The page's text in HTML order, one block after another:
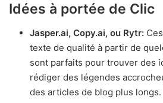
Idées à portée de Clic
Jasper.ai, Copy.ai, ou Rytr:
texte de qualité à partir de
sont parfaits pour trouver des
rédiger des légendes
des articles de blog plus longs.